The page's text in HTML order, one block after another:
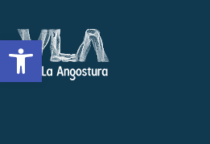
Open toolbar